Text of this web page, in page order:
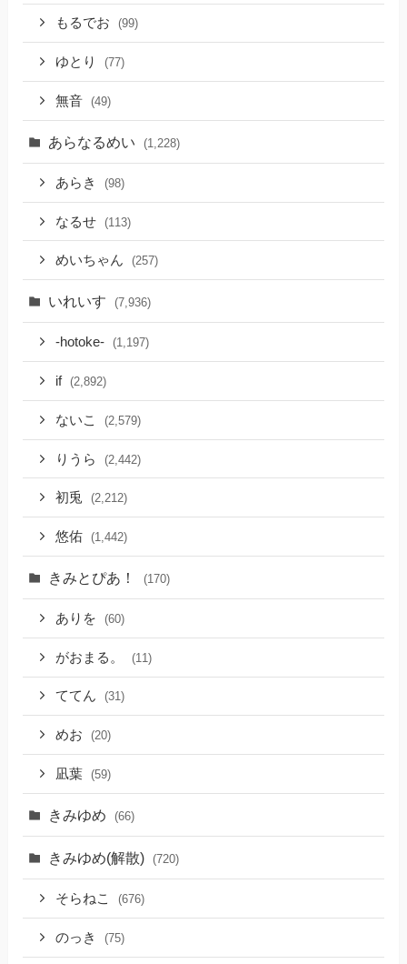
もるでお (99)
ゆとり (77)
無音 (49)
あらなるめい (1,228)
あらき (98)
なるせ (113)
めいちゃん (257)
いれいす (7,936)
-hotoke- (1,197)
if (2,892)
ないこ (2,579)
りうら (2,442)
初兎 (2,212)
悠佑 (1,442)
きみとぴあ！ (170)
ありを (60)
がおまる。 (11)
ててん (31)
めお (20)
凪葉 (59)
きみゆめ (66)
きみゆめ(解散) (720)
そらねこ (676)
のっき (75)